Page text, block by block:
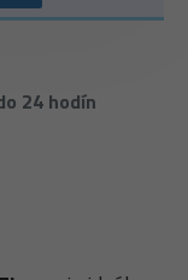
24 hodín